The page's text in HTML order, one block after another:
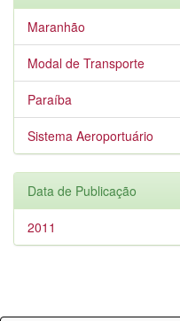
Maranhão
Modal de Transporte
Paraíba
Sistema Aeroportuário
Data de Publicação
2011